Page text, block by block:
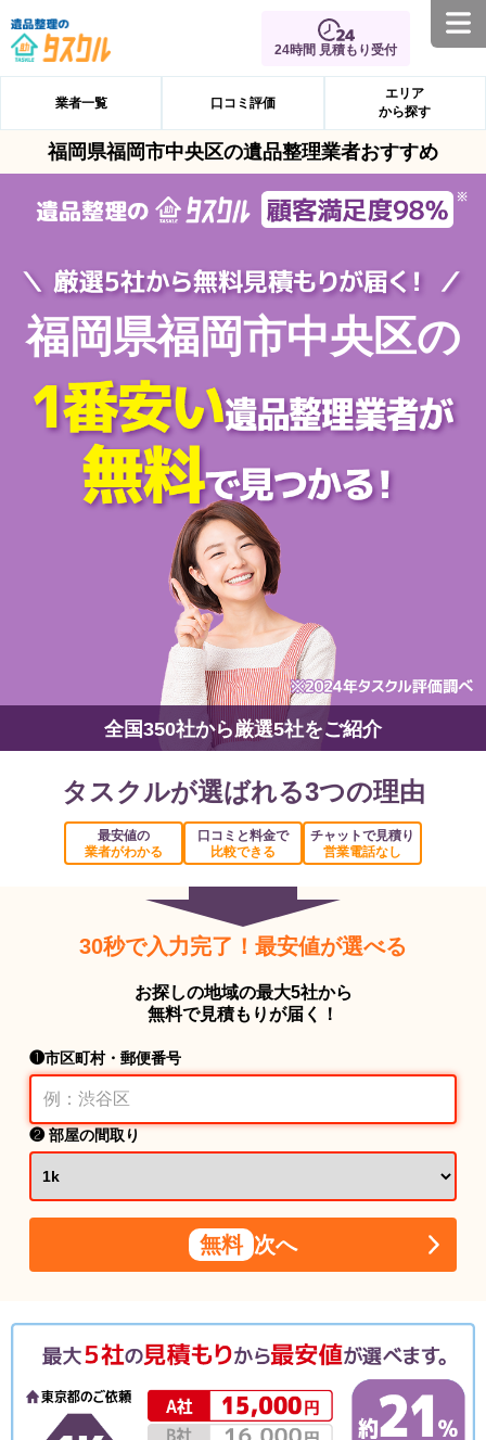
24時間 見積もり受付
業者一覧 口コミ評価
エリア
から探す
福岡県福岡市中央区の遺品整理業者おすすめ
福岡県福岡市中央区の
全国350社から厳選5社をご紹介
タスクルが選ばれる3つの理由
最安値の
業者がわかる
口コミと料金で
比較できる
チャットで見積り
営業電話なし
30秒で入力完了！最安値が選べる
お探しの地域の最大5社から
無料で見積もりが届く！
❶市区町村・郵便番号
❷ 部屋の間取り
無料 次へ